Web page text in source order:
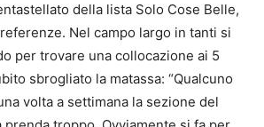
della lista Solo Cose Belle,
Nel campo largo in tanti si
per trovare una collocazione ai 5
sbrogliato la matassa: “Qualcuno
volta a settimana la sezione del